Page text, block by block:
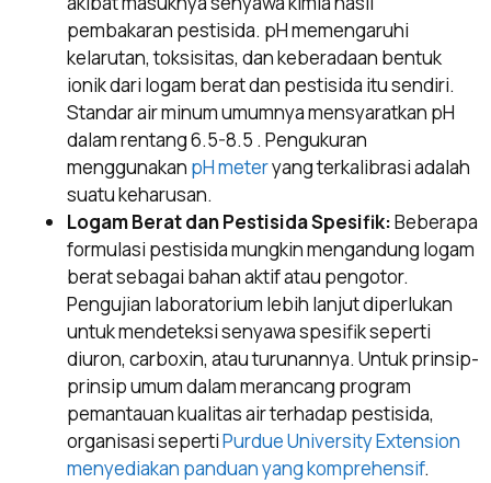
pembakaran pestisida. pH memengaruhi
kelarutan, toksisitas, dan keberadaan bentuk
ionik dari logam berat dan pestisida itu sendiri.
Standar air minum umumnya mensyaratkan pH
dalam rentang 6.5-8.5 . Pengukuran
menggunakan pH meteryang terkalibrasi adalah
suatu keharusan.
Logam Berat dan Pestisida Spesifik:Beberapa
formulasi pestisida mungkin mengandung logam
berat sebagai bahan aktif atau pengotor.
Pengujian laboratorium lebih lanjut diperlukan
untuk mendeteksi senyawa spesifik seperti
diuron, carboxin, atau turunannya. Untuk prinsip-
prinsip umum dalam merancang program
pemantauan kualitas air terhadap pestisida,
organisasi sepertiPurdue University Extension
menyediakan panduan yang komprehensif.